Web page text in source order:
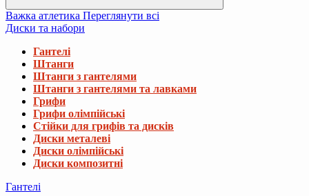
Важка атлетика Переглянути всі
Диски та набори
Гантелі
Штанги
Штанги з гантелями
Штанги з гантелями та лавками
Грифи
Грифи олімпійські
Стійки для грифів та дисків
Диски металеві
Диски олімпійські
Диски композитні
Гантелі